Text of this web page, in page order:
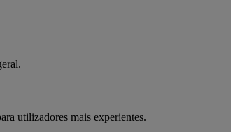
utilizadores mais experientes.